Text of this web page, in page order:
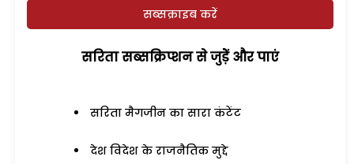
सब्सक्राइब करें
सरिता सब्सक्रिप्शन से जुड़ेें और पाएं
सरिता मैगजीन का सारा कंटेंट
देश विदेश के राजनैतिक मुद्दे